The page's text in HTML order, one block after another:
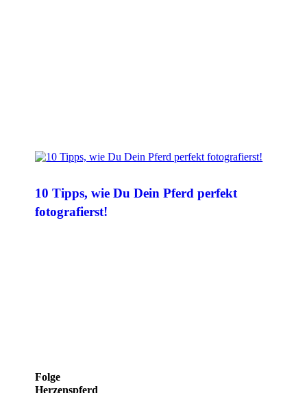
10 Tipps, wie Du Dein Pferd perfekt
fotografierst!
Folge
Herzenspferd